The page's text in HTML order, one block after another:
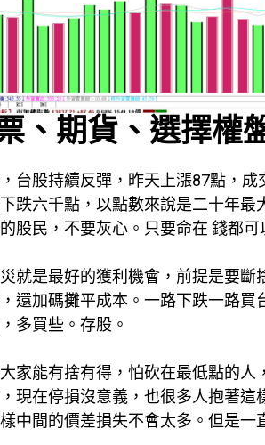
、期貨、選擇權
台股持續反彈，昨天上漲87點，
跌六千點，以點數來說是二十年最
股民，不要灰心。只要命在 錢都
就是最好的獲利機會，前提是要
還加碼攤平成本。一路下跌一路
多買些。存股。
家能有捨有得，怕砍在最低點的
現在停損沒意義，也很多人抱著
中間的價差損失不會太多。但是一